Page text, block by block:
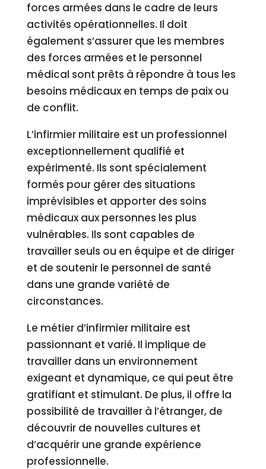
forces armées dans le cadre de leurs
activités opérationnelles. Il doit
également s’assurer que les membres
des forces armées et le personnel
médical sont prêts à répondre à tous les
besoins médicaux en temps de paix ou
de conflit.
L’infirmier militaire est un professionnel
exceptionnellement qualifié et
expérimenté. Ils sont spécialement
formés pour gérer des situations
imprévisibles et apporter des soins
médicaux aux personnes les plus
vulnérables. Ils sont capables de
travailler seuls ou en équipe et de diriger
et de soutenir le personnel de santé
dans une grande variété de
circonstances.
Le métier d’infirmier militaire est
passionnant et varié. Il implique de
travailler dans un environnement
exigeant et dynamique, ce qui peut être
gratifiant et stimulant. De plus, il offre la
possibilité de travailler à l’étranger, de
découvrir de nouvelles cultures et
d’acquérir une grande expérience
professionnelle.